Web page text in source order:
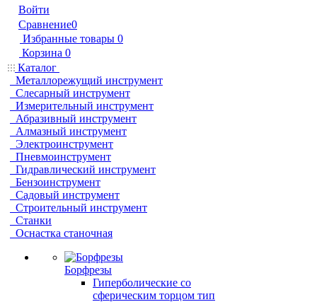
Войти
Сравнение0
Избранные товары 0
Корзина 0
Каталог
Металлорежущий инструмент
Слесарный инструмент
Измерительный инструмент
Абразивный инструмент
Алмазный инструмент
Электроинструмент
Пневмоинструмент
Гидравлический инструмент
Бензоинструмент
Садовый инструмент
Строительный инструмент
Станки
Оснастка станочная
Борфрезы
Гиперболические cо
сферическим торцом тип